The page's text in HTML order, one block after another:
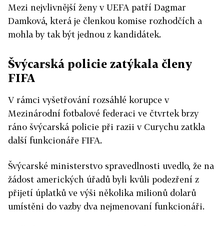
Mezi nejvlivnější ženy v UEFA patří Dagmar
Damková, která je členkou komise rozhodčích a
mohla by tak být jednou z kandidátek.
Švýcarská policie zatýkala členy
FIFA
V rámci vyšetřování rozsáhlé korupce v
Mezinárodní fotbalové federaci ve čtvrtek brzy
ráno švýcarská policie při razii v Curychu zatkla
další funkcionáře FIFA.
Švýcarské ministerstvo spravedlnosti uvedlo, že na
žádost amerických úřadů byli kvůli podezření z
přijetí úplatků ve výši několika milionů dolarů
umístěni do vazby dva nejmenovaní funkcionáři.